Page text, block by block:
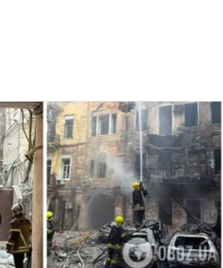
историческая часть
Фото и видео
ракеты и дроны
т.
из бюджета на аренду
Киеве: кто из
средства и где